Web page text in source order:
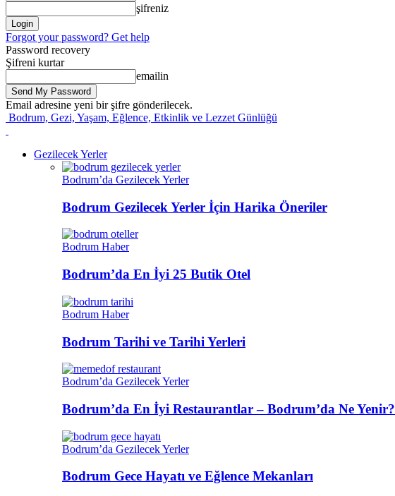
şifreniz
Forgot your password? Get help
Password recovery
Şifreni kurtar
emailin
Email adresine yeni bir şifre gönderilecek.
Bodrum, Gezi, Yaşam, Eğlence, Etkinlik ve Lezzet Günlüğü
Gezilecek Yerler
Bodrum’da Gezilecek Yerler
Bodrum Gezilecek Yerler İçin Harika Öneriler
Bodrum Haber
Bodrum’da En İyi 25 Butik Otel
Bodrum Haber
Bodrum Tarihi ve Tarihi Yerleri
Bodrum’da Gezilecek Yerler
Bodrum’da En İyi Restaurantlar – Bodrum’da Ne Yenir?
Bodrum’da Gezilecek Yerler
Bodrum Gece Hayatı ve Eğlence Mekanları